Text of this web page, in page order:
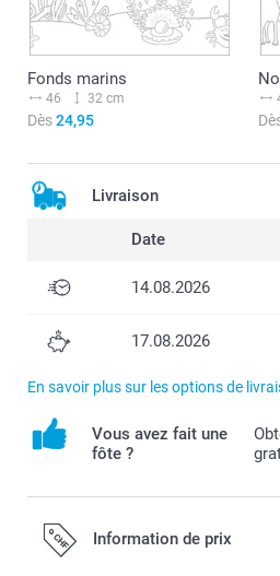
Fonds marins
46 32 cm
Dès24,95
Livraison
Date
14.08.2026
17.08.2026
En savoir plus sur les options de
Vous avez fait une
fôte ?
Information de prix